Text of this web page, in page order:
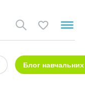
Блог навчальних